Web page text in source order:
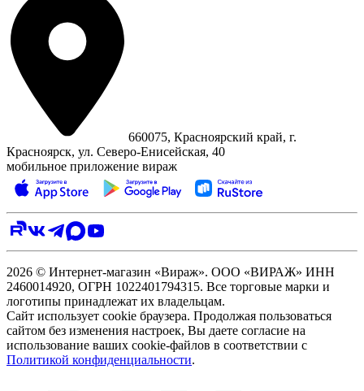
660075, Красноярский край, г.
Красноярск, ул. Северо‑Енисейская, 40
мобильное приложение вираж
2026 © Интернет-магазин «Вираж». ООО «ВИРАЖ» ИНН
2460014920, ОГРН 1022401794315. Все торговые марки и
логотипы принадлежат их владельцам.
Сайт использует cookie браузера. Продолжая пользоваться
сайтом без изменения настроек, Вы даете согласие на
использование ваших cookie-файлов в соответствии с
Политикой конфиденциальности.